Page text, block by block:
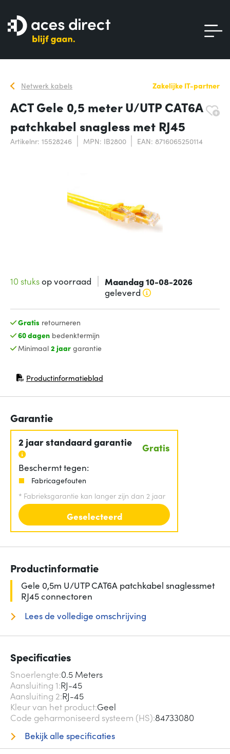
Netwerk kabels Zakelijke IT-partner
ACT Gele 0,5 meter U/UTP CAT6A
patchkabel snagless met RJ45
Artikelnr: 15528246 MPN: IB2800 EAN: 8716065250114
10 stuksop voorraad Maandag 10-08-2026
geleverd
Gratis retourneren
60 dagenbedenktermijn
Minimaal 2 jaargarantie
Productinformatieblad
(opent in nieuw venster)
Garantie
2 jaar standaard garantie Gratis
Beschermt tegen:
Fabricagefouten
* Fabrieksgarantie kan langer zijn dan 2 jaar
Geselecteerd
Productinformatie
Gele 0,5m U/UTP CAT6A patchkabel snaglessmet
RJ45 connectoren
Lees de volledige omschrijving
Specificaties
Snoerlengte 0.5 Meters
Aansluiting 1 RJ-45
Aansluiting 2 RJ-45
Kleur van het product Geel
Code geharmoniseerd systeem (HS) 84733080
Bekijk alle specificaties